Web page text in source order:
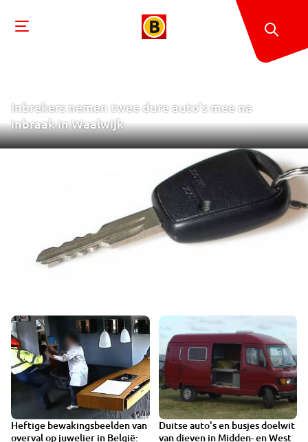
Inbrekers nemen twee dure auto's mee na
inbraak in Waalwijk
Heftige bewakingsbeelden van
overval op juwelier in België:
Duitse auto's en busjes doelwit
van dieven in Midden- en West